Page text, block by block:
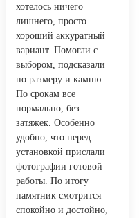
хотелось ничего
лишнего, просто
хороший аккуратный
вариант. Помогли с
выбором, подсказали
по размеру и камню.
По срокам все
нормально, без
затяжек. Особенно
удобно, что перед
установкой прислали
фотографии готовой
работы. По итогу
памятник смотрится
спокойно и достойно,